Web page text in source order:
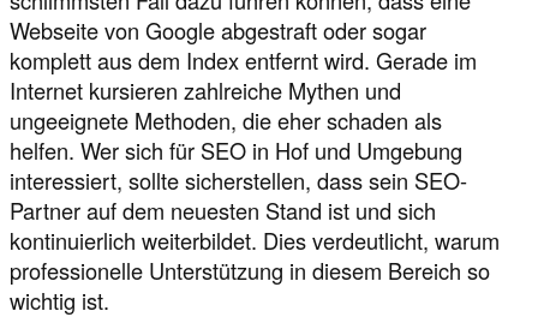
Webseite von Google abgestraft oder sogar
komplett aus dem Index entfernt wird. Gerade im
Internet kursieren zahlreiche Mythen und
ungeeignete Methoden, die eher schaden als
helfen. Wer sich für SEO in Hof und Umgebung
interessiert, sollte sicherstellen, dass sein SEO-
Partner auf dem neuesten Stand ist und sich
kontinuierlich weiterbildet. Dies verdeutlicht, warum
professionelle Unterstützung in diesem Bereich so
wichtig ist.